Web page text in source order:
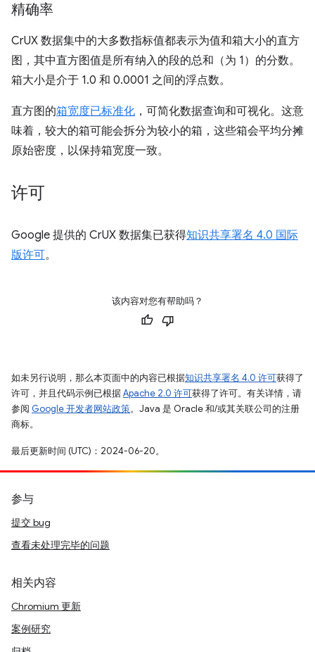
精确率
CrUX 数据集中的大多数指标值都表示为值和箱大小的直方
图，其中直方图值是所有纳入的段的总和（为 1）的分数。
箱大小是介于 1.0 和 0.0001 之间的浮点数。
直方图的箱宽度已标准化 ，可简化数据查询和可视化。这意
味着，较大的箱可能会拆分为较小的箱，这些箱会平均分摊
原始密度，以保持箱宽度一致。
许可
Google 提供的 CrUX 数据集已获得知识共享署名 4.0 国际
版许可。
该内容对您有帮助吗？
如未另行说明，那么本页面中的内容已根据知识共享署名 4.0 许可获得了
许可，并且代码示例已根据Apache 2.0 许可获得了许可。有关详情，请
参阅 Google 开发者网站政策。Java 是 Oracle 和/或其关联公司的注册
商标。
最后更新时间 (UTC)：2024-06-20。
参与
提交 bug
查看未处理完毕的问题
相关内容
Chromium 更新
案例研究